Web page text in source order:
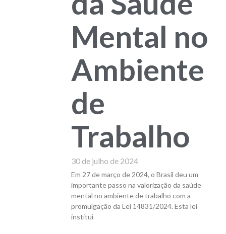
Mental no
Ambiente
de
Trabalho
30 de julho de 2024
Em 27 de março de 2024, o Brasil deu um
importante passo na valorização da saúde
mental no ambiente de trabalho com a
promulgação da Lei 14831/2024. Esta lei
institui